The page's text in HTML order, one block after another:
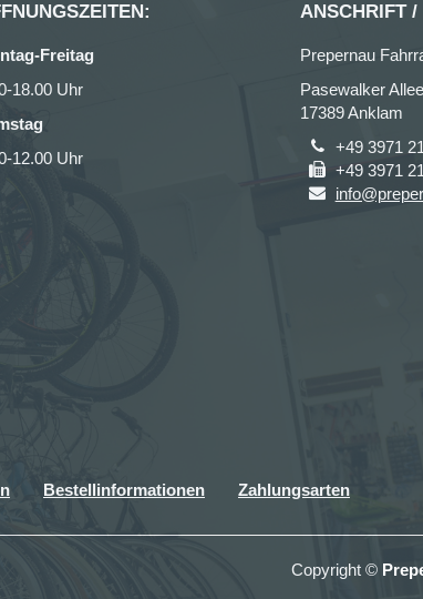
Freitag
18.00 Uhr
12.00 Uhr
ANSCHRIFT /
Prepernau
Pasewalker
17389 Anklam
+49 3971
+49 3971
Bestellinformationen Zahlungsarten
Copyright ©